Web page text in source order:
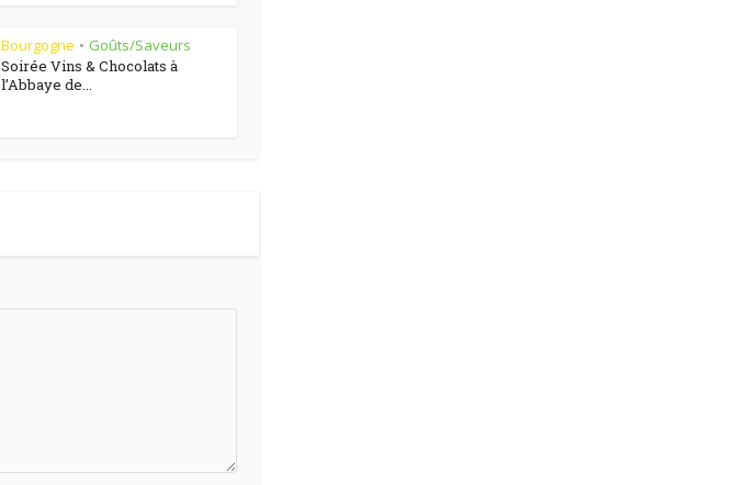
Bourgogne • Goûts/Saveurs
Soirée Vins & Chocolats à
l’Abbaye de...